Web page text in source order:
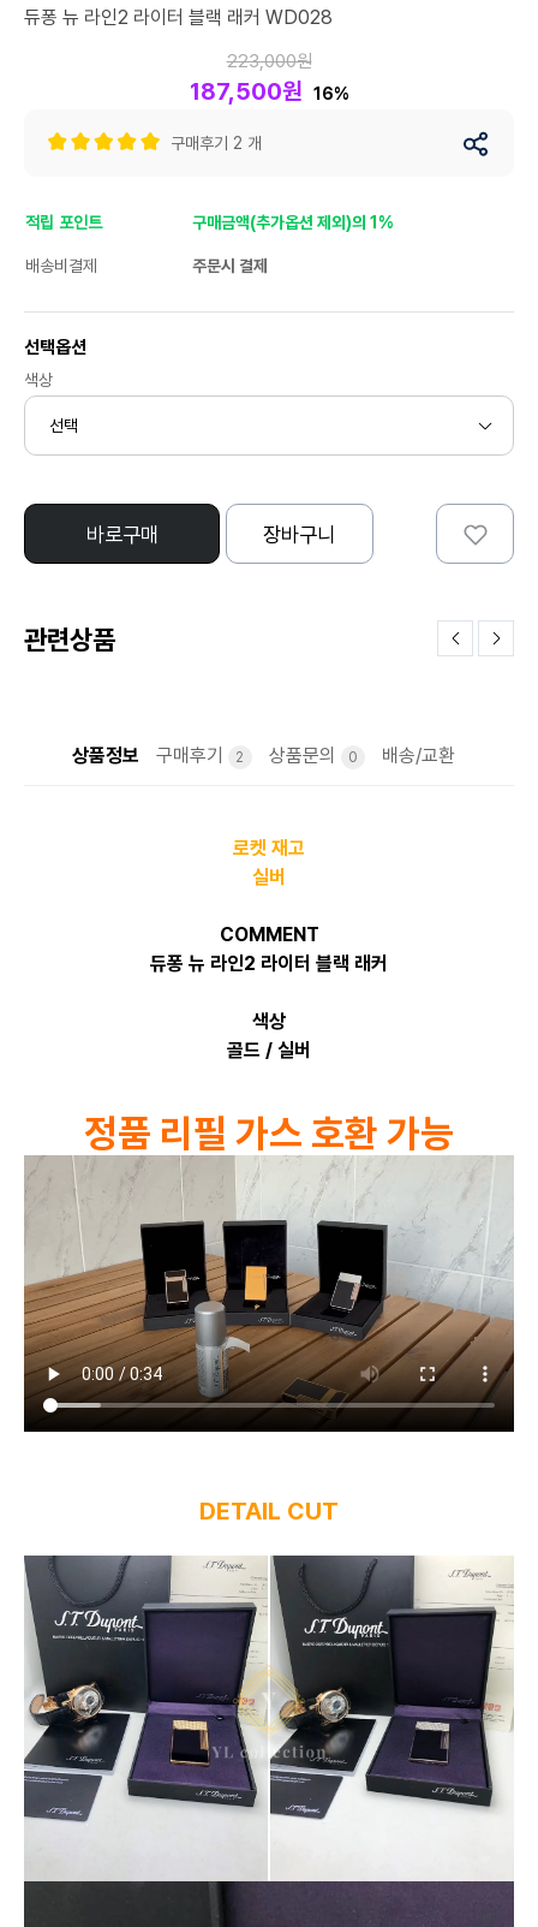
듀퐁 뉴 라인2 라이터 블랙 래커 WD028
223,000원
187,500원 16%
구매후기 2 개
적립 포인트 구매금액(추가옵션 제외)의 1%
배송비결제 주문시 결제
선택옵션
색상
바로구매 장바구니
관련상품
상품정보 구매후기 2 상품문의 0 배송/교환
로켓 재고
실버
COMMENT
듀퐁 뉴 라인2 라이터 블랙 래커
색상
골드 / 실버
정품 리필 가스 호환 가능
DETAIL CUT